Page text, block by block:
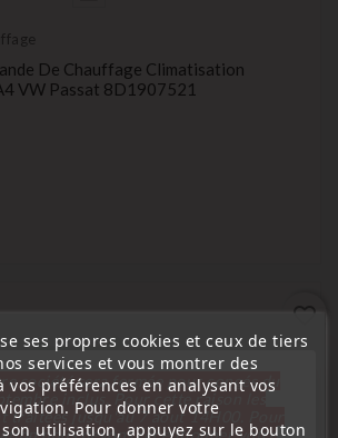
De Chauffage Climatisation
VW Passat 8D1907521
favorite_border
ses propres cookies et ceux de tiers
services et vous montrer des
vos préférences en analysant vos
Pour donner votre
utilisation, appuyez sur le bouton
société sera fermée pour congés du
inclus. Pour cette raison les
traitées jusqu'au 7 aout 14H00. Pour
nous devons réceptionner votre